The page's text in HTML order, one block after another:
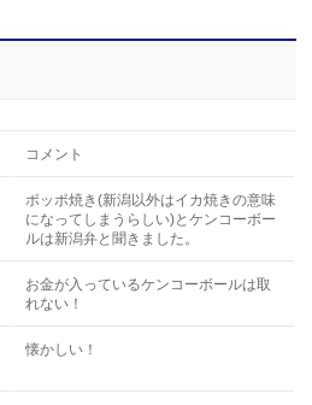
コメント
ポッポ焼き(新潟以外はイカ焼きの意味
になってしまうらしい)とケンコーボー
ルは新潟弁と聞きました。
お金が入っているケンコーボールは取
れない！
懐かしい！